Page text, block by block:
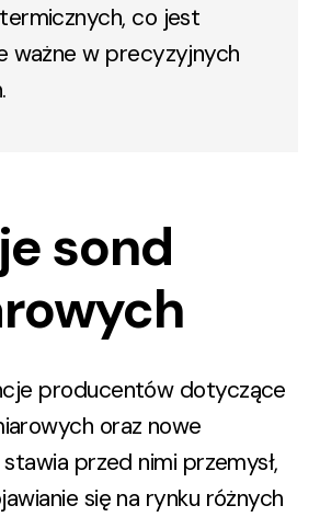
co jest
ważne w precyzyjnych
sond
producentów dotyczące
oraz nowe
przed nimi przemysł,
się na rynku różnych